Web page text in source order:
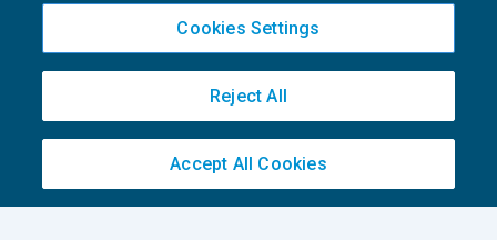
Privacy Policy
Cookie Policy
Direttore responsabile Sandro Cerato
Copyright 2016 ©Gruppo Euroconference S.p.A.v2.32.4
Cookies Settings
Reject All
Accept All Cookies